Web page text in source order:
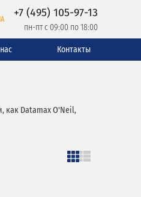
+7 (495) 105-97-13
пн-пт с 09:00 по 18:00
Контакты
как Datamax O'Neil,